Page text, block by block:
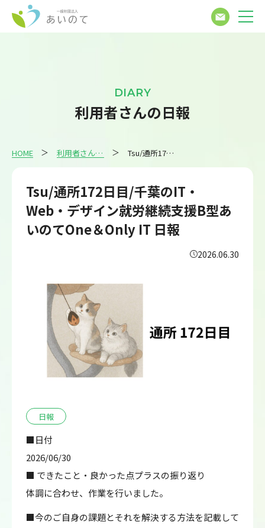
DIARY
利用者さんの日報
HOME 利用者さんの日報 Tsu/通所172日目/千葉のIT・Web・デザイン就労継続支援B型あいのてOne＆Only IT 日報
Tsu/通所172日目/千葉のIT・
Web・デザイン就労継続支援B型あ
いのてOne＆Only IT 日報
2026.06.30
日報
■日付
2026/06/30
■ できたこと・良かった点プラスの振り返り
体調に合わせ、作業を行いました。
■今のご自身の課題とそれを解決する方法を記載して